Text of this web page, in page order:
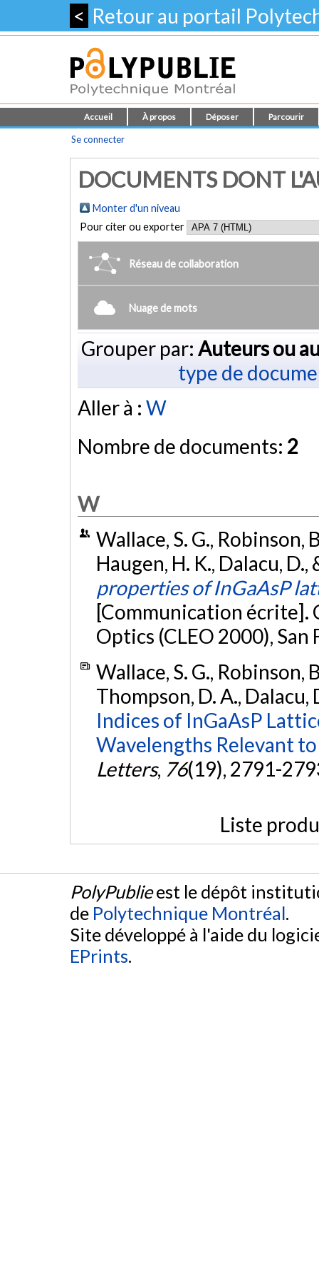
< Retour au portail
Accueil À propos Déposer Parcourir
Se connecter
DOCUMENTS DONT
Monter d'un niveau
Pour citer ou exporter
Réseau de collaboration
Nuage de mots
Grouper par: Auteurs ou
type de
Aller à : W
Nombre de documents: 2
W
Wallace, S. G., Robinson,
Haugen, H. K., Dalacu,
properties of InGaAsP
[Communication écrite].
Optics (CLEO 2000), San
Wallace, S. G., Robinson,
Thompson, D. A.,
Indices of InGaAsP
Wavelengths Relevant
Letters, 76(19), 2791-
Liste
PolyPublieest le dépôt
de Polytechnique Montréal.
Site développé à l'aide du
EPrints.